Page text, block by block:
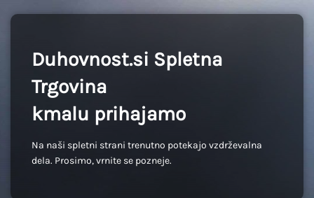
Duhovnost.si Spletna
Trgovina
kmalu prihajamo
Na naši spletni strani trenutno potekajo vzdrževalna
dela. Prosimo, vrnite se pozneje.